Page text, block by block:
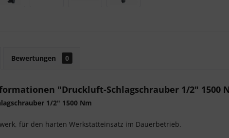
Bewertungen 0
"Druckluft-Schlagschrauber 1/2" 1500
1/2" 1500 Nm
für den harten Werkstatteinsatz im Dauerbetrieb.